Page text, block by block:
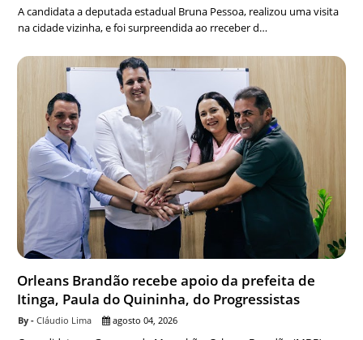
A candidata a deputada estadual Bruna Pessoa, realizou uma visita
na cidade vizinha, e foi surpreendida ao rreceber d…
Orleans Brandão recebe apoio da prefeita de
Itinga, Paula do Quininha, do Progressistas
Cláudio Lima agosto 04, 2026